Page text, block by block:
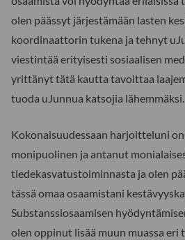
olen päässyt järjestämään lasten
koordinaattorin tukena ja tehnyt
viestintää erityisesti sosiaalisen
yrittänyt tätä kautta tavoittaa
tuoda uJunnua katsojia lähemmäksi.
Kokonaisuudessaan harjoitteluni
monipuolinen ja antanut
tiedekasvatustoiminnasta ja olen
tässä omaa osaamistani
Substanssiosaamisen
olen oppinut lisää muun muassa eri